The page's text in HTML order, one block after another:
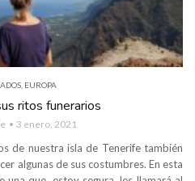
, EUROPA
ritos funerarios
3 enero, 2021
de nuestra isla de Tenerife también
algunas de sus costumbres. En esta